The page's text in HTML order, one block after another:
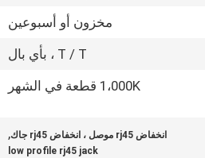
مخزون أو أسبوعين
T / T ، بأي بال
1،000K قطعة في الشهر
انخفاض rj45 موصل ، انخفاض rj45 جاك ,
low profile rj45 jack